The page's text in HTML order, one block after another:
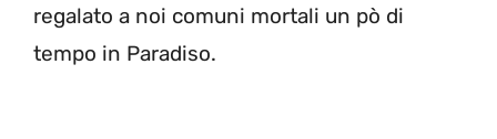
regalato a noi comuni mortali un pò di
tempo in Paradiso.